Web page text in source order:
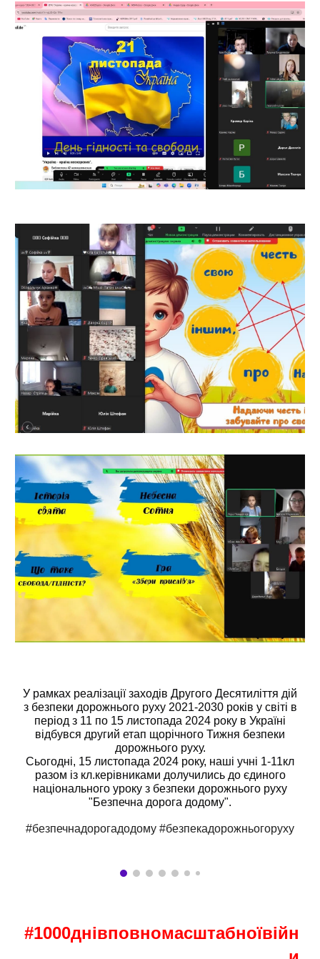
У рамках реалізації заходів Другого Десятиліття дій
з безпеки дорожнього руху 2021-2030 років у світі в
період з 11 по 15 листопада 2024 року в Україні
відбувся другий етап щорічного Тижня безпеки
дорожнього руху.
Сьогодні, 15 листопада 2024 року, наші учні 1-11кл
разом із кл.керівниками долучились до єдиного
національного уроку з безпеки дорожнього руху
"Безпечна дорога додому".
#безпечнадорогадодому #безпекадорожньогоруху
#1000днівповномасштабноївійн